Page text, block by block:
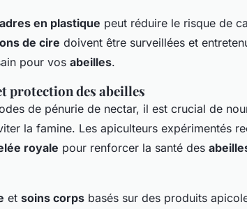
en plastique peut réduire le risque de
de cire doivent être surveillées et
pour vos abeilles.
protection des abeilles
de pénurie de nectar, il est crucial de
la famine. Les apiculteurs expérimentés
royale pour renforcer la santé des
et soins corps basés sur des produits